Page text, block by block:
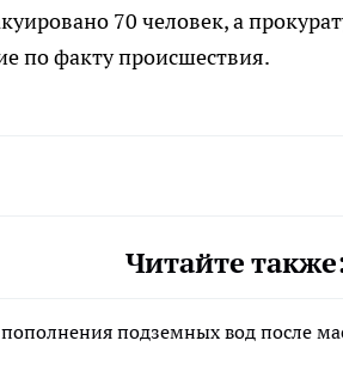
70 человек, а
по факту происшествия.
Читайте
подземных вод после